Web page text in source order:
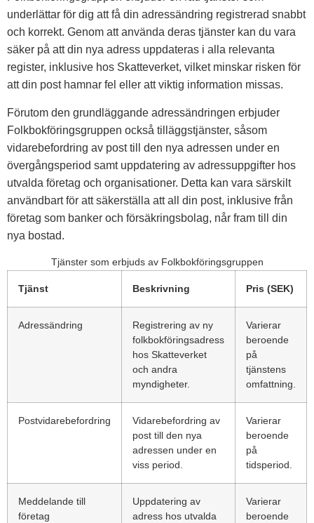
underlättar för dig att få din adressändring registrerad snabbt
och korrekt. Genom att använda deras tjänster kan du vara
säker på att din nya adress uppdateras i alla relevanta
register, inklusive hos Skatteverket, vilket minskar risken för
att din post hamnar fel eller att viktig information missas.
Förutom den grundläggande adressändringen erbjuder
Folkbokföringsgruppen också tilläggstjänster, såsom
vidarebefordring av post till den nya adressen under en
övergångsperiod samt uppdatering av adressuppgifter hos
utvalda företag och organisationer. Detta kan vara särskilt
användbart för att säkerställa att all din post, inklusive från
företag som banker och försäkringsbolag, når fram till din
nya bostad.
Tjänster som erbjuds av Folkbokföringsgruppen
Tjänst Beskrivning Pris (SEK)
Adressändring
Registrering av ny
folkbokföringsadress
hos Skatteverket
och andra
myndigheter.
Varierar
beroende
på
tjänstens
omfattning.
Postvidarebefordring
Vidarebefordring av
post till den nya
adressen under en
viss period.
Varierar
beroende
på
tidsperiod.
Meddelande till
företag
Uppdatering av
adress hos utvalda
Varierar
beroende